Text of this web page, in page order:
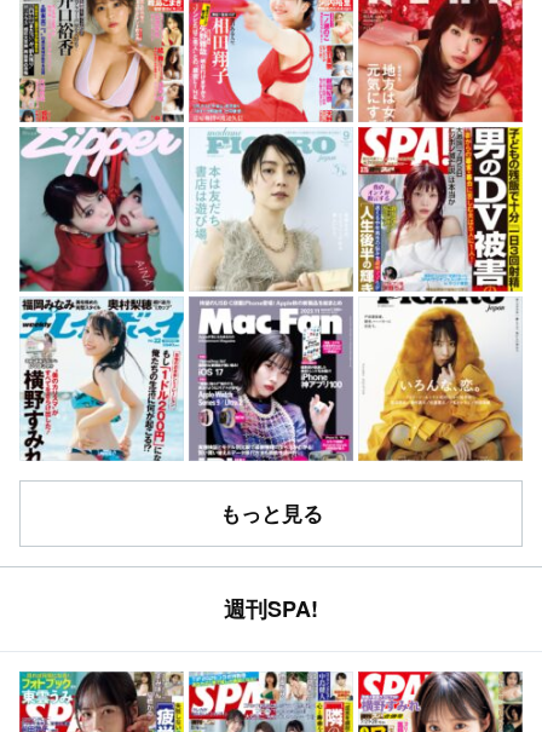
もっと見る
週刊SPA!